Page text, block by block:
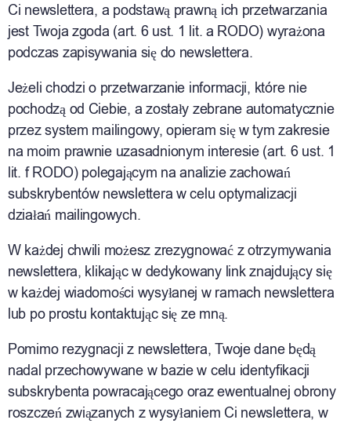
Ci newslettera, a podstawą prawną ich przetwarzania
jest Twoja zgoda (art. 6 ust. 1 lit. a RODO) wyrażona
podczas zapisywania się do newslettera.
Jeżeli chodzi o przetwarzanie informacji, które nie
pochodzą od Ciebie, a zostały zebrane automatycznie
przez system mailingowy, opieram się w tym zakresie
na moim prawnie uzasadnionym interesie (art. 6 ust. 1
lit. f RODO) polegającym na analizie zachowań
subskrybentów newslettera w celu optymalizacji
działań mailingowych.
W każdej chwili możesz zrezygnować z otrzymywania
newslettera, klikając w dedykowany link znajdujący się
w każdej wiadomości wysyłanej w ramach newslettera
lub po prostu kontaktując się ze mną.
Pomimo rezygnacji z newslettera, Twoje dane będą
nadal przechowywane w bazie w celu identyfikacji
subskrybenta powracającego oraz ewentualnej obrony
roszczeń związanych z wysyłaniem Ci newslettera, w